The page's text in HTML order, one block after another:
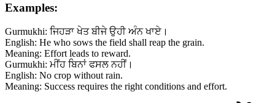
Examples:
Gurmukhi: ਜਿਹੜਾ ਖੇਤ ਬੀਜੇ ਉਹੀ ਅੰਨ ਖਾਏ।
English: He who sows the field shall reap the grain.
Meaning: Effort leads to reward.
Gurmukhi: ਮੀਂਹ ਬਿਨਾਂ ਫਸਲ ਨਹੀਂ।
English: No crop without rain.
Meaning: Success requires the right conditions and effort.